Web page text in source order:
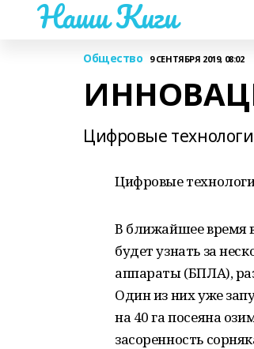
Наши Киги
Общество 9 СЕНТЯБРЯ 2019, 08:02
Цифровые
Цифровые
В ближайшее время
будет узнать за
аппараты (БПЛА),
Один из них уже
на 40 га посеяна
засоренность